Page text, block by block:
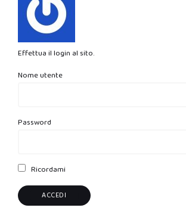
Effettua il login al sito.
Nome utente
Password
Ricordami